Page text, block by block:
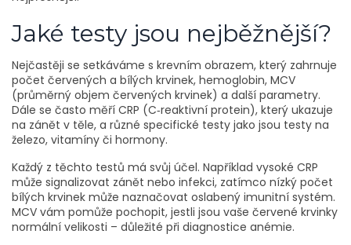
Jaké testy jsou nejběžnější?
Nejčastěji se setkáváme s krevním obrazem, který zahrnuje
počet červených a bílých krvinek, hemoglobin, MCV
(průměrný objem červených krvinek) a další parametry.
Dále se často měří CRP (C‑reaktivní protein), který ukazuje
na zánět v těle, a různé specifické testy jako jsou testy na
železo, vitamíny či hormony.
Každý z těchto testů má svůj účel. Například vysoké CRP
může signalizovat zánět nebo infekci, zatímco nízký počet
bílých krvinek může naznačovat oslabený imunitní systém.
MCV vám pomůže pochopit, jestli jsou vaše červené krvinky
normální velikosti – důležité při diagnostice anémie.